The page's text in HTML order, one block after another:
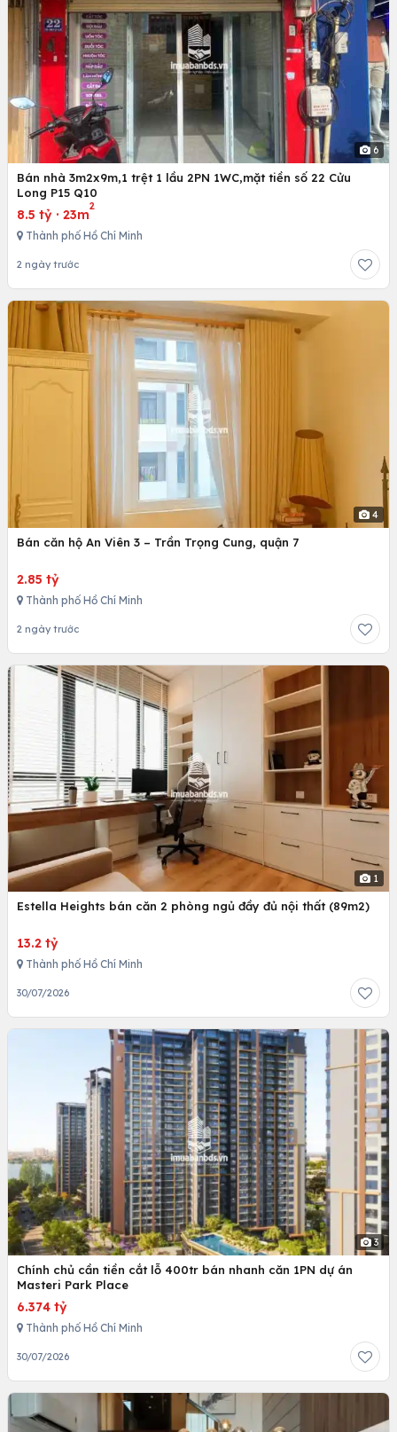
6
Bán nhà 3m2x9m,1 trệt 1 lầu 2PN 1WC,mặt tiền số 22 Cửu
Long P15 Q10
8.5 tỷ · 23m
2
Thành phố Hồ Chí Minh
2 ngày trước
4
Bán căn hộ An Viên 3 – Trần Trọng Cung, quận 7
2.85 tỷ
Thành phố Hồ Chí Minh
2 ngày trước
1
Estella Heights bán căn 2 phòng ngủ đầy đủ nội thất (89m2)
13.2 tỷ
Thành phố Hồ Chí Minh
30/07/2026
3
Chính chủ cần tiền cắt lỗ 400tr bán nhanh căn 1PN dự án
Masteri Park Place
6.374 tỷ
Thành phố Hồ Chí Minh
30/07/2026